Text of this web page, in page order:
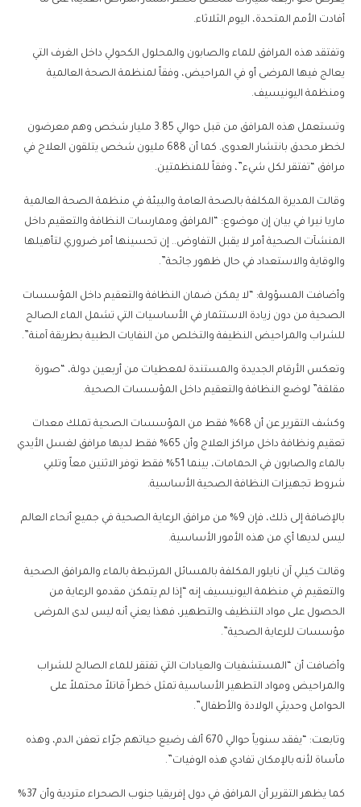
أفادت الأمم المتحدة، اليوم الثلاثاء.
وتفتقد هذه المرافق للماء والصابون والمحلول الكحولي داخل الغرف التي
يعالج فيها المرضى أو في المراحيض، وفقاً لمنظمة الصحة العالمية
ومنظمة اليونيسيف.
وتستعمل هذه المرافق من قبل حوالي 3.85 مليار شخص وهم معرضون
لخطر محدق بانتشار العدوى. كما أن 688 مليون شخص يتلقون العلاج في
مرافق “تفتقر لكل شيء”، وفقاً للمنظمتين.
وقالت المديرة المكلفة بالصحة العامة والبيئة في منظمة الصحة العالمية
ماريا نيرا في بيان إن موضوع: “المرافق وممارسات النظافة والتعقيم داخل
المنشآت الصحية أمر لا يقبل التفاوض.. إن تحسينها أمر ضروري لتأهيلها
والوقاية والاستعداد في حال ظهور جائحة”.
وأضافت المسؤولة: “لا يمكن ضمان النظافة والتعقيم داخل المؤسسات
الصحية من دون زيادة الاستثمار في الأساسيات التي تشمل الماء الصالح
للشراب والمراحيض النظيفة والتخلص من النفايات الطبية بطريقة آمنة”.
وتعكس الأرقام الجديدة والمستندة لمعطيات من أربعين دولة، “صورة
مقلقة” لوضع النظافة والتعقيم داخل المؤسسات الصحية.
وكشف التقرير عن أن 68% فقط من المؤسسات الصحية تملك معدات
تعقيم ونظافة داخل مراكز العلاج وأن 65% فقط لديها مرافق لغسل الأيدي
بالماء والصابون في الحمامات، بينما 51% فقط توفر الاثنين معاً وتلبي
شروط تجهيزات النظافة الصحية الأساسية.
بالإضافة إلى ذلك، فإن 9% من مرافق الرعاية الصحية في جميع أنحاء العالم
ليس لديها أي من هذه الأمور الأساسية.
وقالت كيلي آن نايلور المكلفة بالمسائل المرتبطة بالماء والمرافق الصحية
والتعقيم في منظمة اليونيسيف إنه “إذا لم يتمكن مقدمو الرعاية من
الحصول على مواد التنظيف والتطهير، فهذا يعني أنه ليس لدى المرضى
مؤسسات للرعاية الصحية”.
وأضافت أن “المستشفيات والعيادات التي تفتقر للماء الصالح للشراب
والمراحيض ومواد التطهير الأساسية تمثل خطراً قاتلاً محتملاً على
الحوامل وحديثي الولادة والأطفال”.
وتابعت: “يفقد سنوياً حوالي 670 ألف رضيع حياتهم جرّاء تعفن الدم، وهذه
مأساة لأنه بالإمكان تفادي هذه الوفيات”.
كما يظهر التقرير أن المرافق في دول إفريقيا جنوب الصحراء متردية وأن 37%